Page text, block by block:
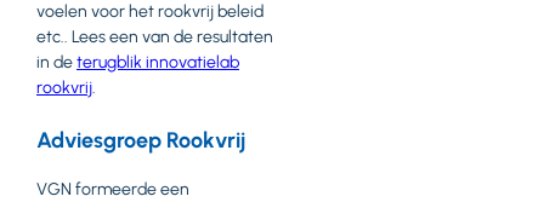
voelen voor het rookvrij beleid
etc.. Lees een van de resultaten
in deterugblik innovatielab
rookvrij.
Adviesgroep Rookvrij
VGN formeerde een